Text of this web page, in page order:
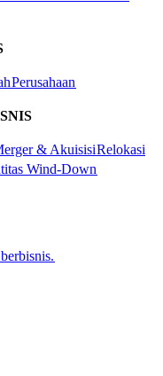
Perusahaan​​
& Akuisisi​​Relokasi
Wind-Down​​